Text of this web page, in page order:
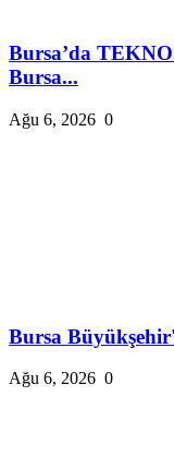
Bursa’da
Bursa...
Ağu 6, 2026 0
Bursa
Ağu 6, 2026 0